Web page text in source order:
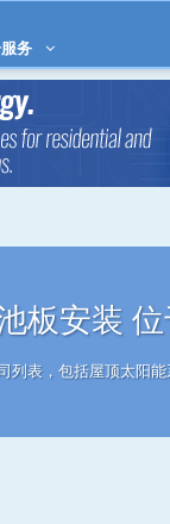
务
板安装
表，包括屋顶太阳